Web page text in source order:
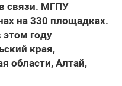
связи. МГПУ
на 330 площадках.
году
края,
области, Алтай,